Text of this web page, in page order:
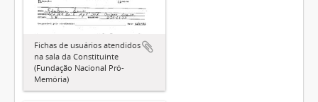
Fichas de usuários atendidos
na sala da Constituinte
(Fundação Nacional Pró-
Memória)